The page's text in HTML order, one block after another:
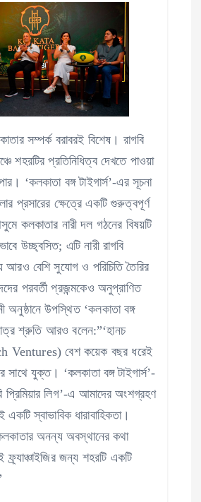
সম্পর্ক বরাবরই বিশেষ। রাগবি
শহরটির প্রতিনিধিত্ব দেখতে পাওয়া
‘কলকাতা বঙ্গ টাইগার্স’-এর সূচনা
প্রসারের ক্ষেত্রে একটি গুরুত্বপূর্ণ
কলকাতার নারী দল গঠনের বিষয়টি
উচ্ছ্বসিত; এটি নারী রাগবি
আরও বেশি সুযোগ ও পরিচিতি তৈরির
পরবর্তী প্রজন্মকেও অনুপ্রাণিত
উপস্থিত ‘কলকাতা বঙ্গ
শ্রুতি আরও বলেন:”‘হানচ
Ventures) বেশ কয়েক বছর ধরেই
সাথে যুক্ত। ‘কলকাতা বঙ্গ টাইগার্স’-
প্রিমিয়ার লিগ’-এ আমাদের অংশগ্রহণ
স্বাভাবিক ধারাবাহিকতা।
অনন্য অবস্থানের কথা
ফ্র্যাঞ্চাইজির জন্য শহরটি একটি